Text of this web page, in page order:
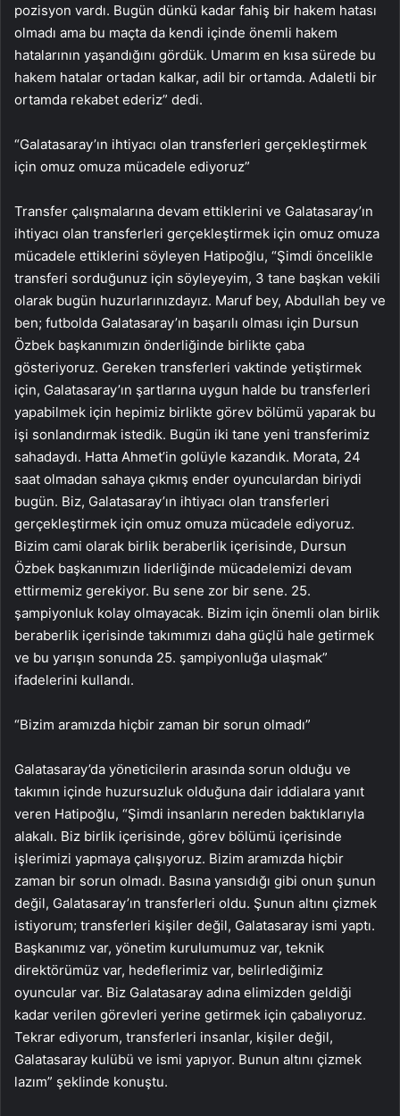
pozisyon vardı. Bugün dünkü kadar fahiş bir hakem hatası
olmadı ama bu maçta da kendi içinde önemli hakem
hatalarının yaşandığını gördük. Umarım en kısa sürede bu
hakem hatalar ortadan kalkar, adil bir ortamda. Adaletli bir
ortamda rekabet ederiz” dedi.
“Galatasaray’ın ihtiyacı olan transferleri gerçekleştirmek
için omuz omuza mücadele ediyoruz”
Transfer çalışmalarına devam ettiklerini ve Galatasaray’ın
ihtiyacı olan transferleri gerçekleştirmek için omuz omuza
mücadele ettiklerini söyleyen Hatipoğlu, “Şimdi öncelikle
transferi sorduğunuz için söyleyeyim, 3 tane başkan vekili
olarak bugün huzurlarınızdayız. Maruf bey, Abdullah bey ve
ben; futbolda Galatasaray’ın başarılı olması için Dursun
Özbek başkanımızın önderliğinde birlikte çaba
gösteriyoruz. Gereken transferleri vaktinde yetiştirmek
için, Galatasaray’ın şartlarına uygun halde bu transferleri
yapabilmek için hepimiz birlikte görev bölümü yaparak bu
işi sonlandırmak istedik. Bugün iki tane yeni transferimiz
sahadaydı. Hatta Ahmet’in golüyle kazandık. Morata, 24
saat olmadan sahaya çıkmış ender oyunculardan biriydi
bugün. Biz, Galatasaray’ın ihtiyacı olan transferleri
gerçekleştirmek için omuz omuza mücadele ediyoruz.
Bizim cami olarak birlik beraberlik içerisinde, Dursun
Özbek başkanımızın liderliğinde mücadelemizi devam
ettirmemiz gerekiyor. Bu sene zor bir sene. 25.
şampiyonluk kolay olmayacak. Bizim için önemli olan birlik
beraberlik içerisinde takımımızı daha güçlü hale getirmek
ve bu yarışın sonunda 25. şampiyonluğa ulaşmak”
ifadelerini kullandı.
“Bizim aramızda hiçbir zaman bir sorun olmadı”
Galatasaray’da yöneticilerin arasında sorun olduğu ve
takımın içinde huzursuzluk olduğuna dair iddialara yanıt
veren Hatipoğlu, “Şimdi insanların nereden baktıklarıyla
alakalı. Biz birlik içerisinde, görev bölümü içerisinde
işlerimizi yapmaya çalışıyoruz. Bizim aramızda hiçbir
zaman bir sorun olmadı. Basına yansıdığı gibi onun şunun
değil, Galatasaray’ın transferleri oldu. Şunun altını çizmek
istiyorum; transferleri kişiler değil, Galatasaray ismi yaptı.
Başkanımız var, yönetim kurulumumuz var, teknik
direktörümüz var, hedeflerimiz var, belirlediğimiz
oyuncular var. Biz Galatasaray adına elimizden geldiği
kadar verilen görevleri yerine getirmek için çabalıyoruz.
Tekrar ediyorum, transferleri insanlar, kişiler değil,
Galatasaray kulübü ve ismi yapıyor. Bunun altını çizmek
lazım” şeklinde konuştu.